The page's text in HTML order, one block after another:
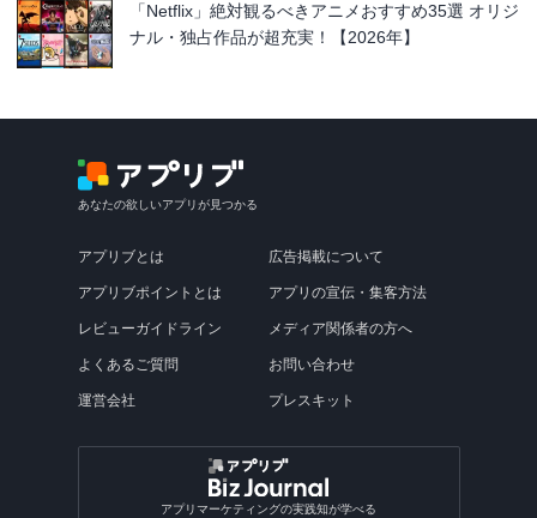
「Netflix」絶対観るべきアニメおすすめ35選 オリジ
ナル・独占作品が超充実！【2026年】
あなたの欲しいアプリが見つかる
アプリブとは
アプリブポイントとは
レビューガイドライン
よくあるご質問
運営会社
広告掲載について
アプリの宣伝・集客方法
メディア関係者の方へ
お問い合わせ
プレスキット
アプリマーケティングの実践知が学べる